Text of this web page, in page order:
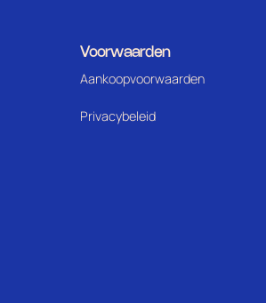
Voorwaarden
Aankoopvoorwaarden
Privacybeleid